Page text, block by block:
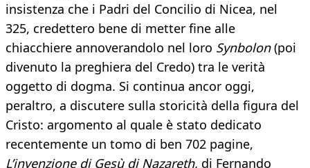
insistenza che i Padri del Concilio di Nicea, nel
325, credettero bene di metter fine alle
chiacchiere annoverandolo nel loro Synbolon(poi
divenuto la preghiera del Credo) tra le verità
oggetto di dogma. Si continua ancor oggi,
peraltro, a discutere sulla storicità della figura del
Cristo: argomento al quale è stato dedicato
recentemente un tomo di ben 702 pagine,
L’invenzione di Gesù di Nazareth, di Fernando